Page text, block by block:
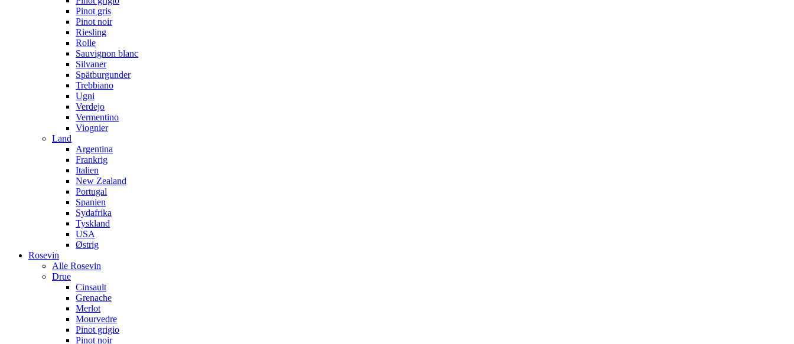
Pinot gris
Pinot noir
Riesling
Rolle
Sauvignon blanc
Silvaner
Spätburgunder
Trebbiano
Ugni
Verdejo
Vermentino
Viognier
Land
Argentina
Frankrig
Italien
New Zealand
Portugal
Spanien
Sydafrika
Tyskland
USA
Østrig
Rosevin
Alle Rosevin
Drue
Cinsault
Grenache
Merlot
Mourvedre
Pinot grigio
Pinot noir